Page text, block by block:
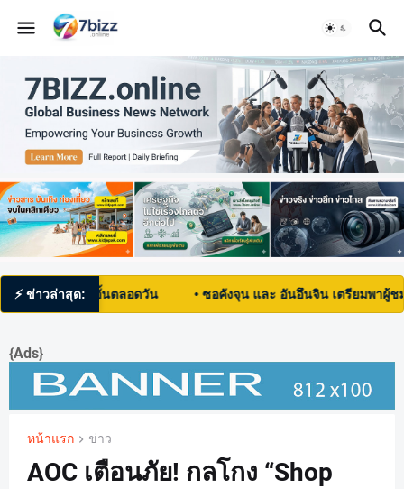
⚡ ข่าวล่าสุด:
กไม่อั้นตลอดวัน • ซอคังจุน และ อันอึนจิน เตรียมพาผู้ชมสำรวจเ
{Ads}
หน้าแรก ข่าว
AOC เตือนภัย! กลโกง “Shop